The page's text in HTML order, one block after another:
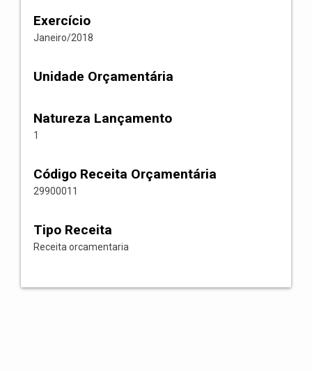
Exercício
Janeiro/2018
Unidade Orçamentária
Natureza Lançamento
1
Código Receita Orçamentária
29900011
Tipo Receita
Receita orcamentaria